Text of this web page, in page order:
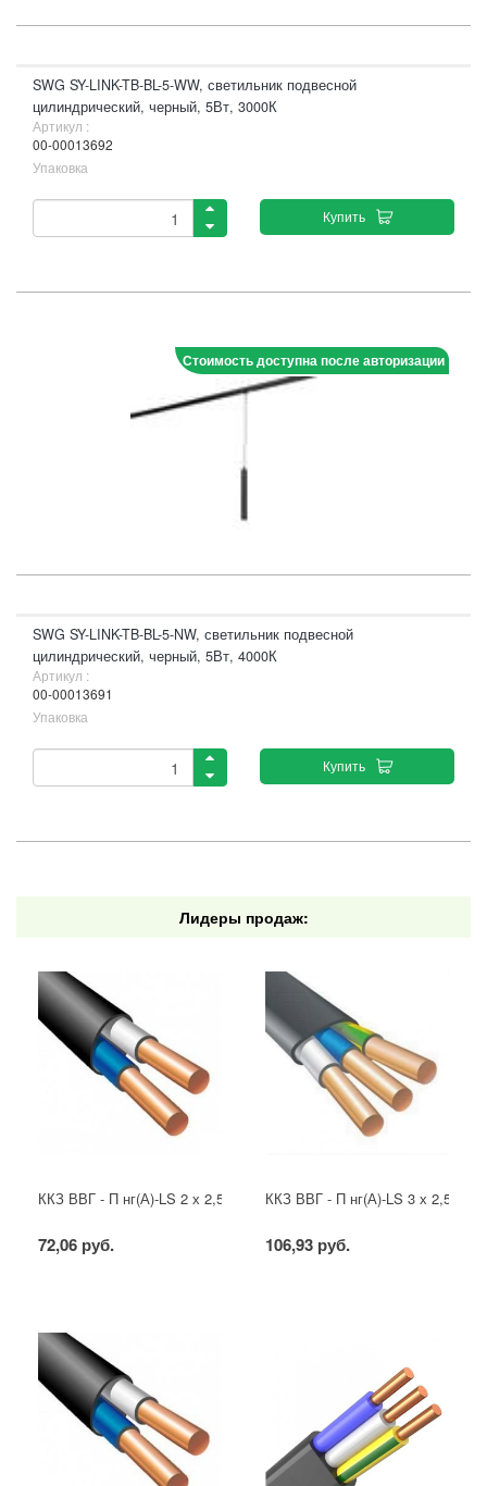
SWG SY-LINK-TB-BL-5-WW, светильник подвесной
цилиндрический, черный, 5Вт, 3000К
Артикул :
00-00013692
Упаковка
Купить
Стоимость доступна после авторизации
SWG SY-LINK-TB-BL-5-NW, светильник подвесной
цилиндрический, черный, 5Вт, 4000К
Артикул :
00-00013691
Упаковка
Купить
Лидеры продаж:
ККЗ ВВГ - П нг(А)-LS 2 х 2,5 ГОСТ
72,06 руб.
ККЗ ВВГ - П нг(А)-LS 3 х 2,5
106,93 руб.